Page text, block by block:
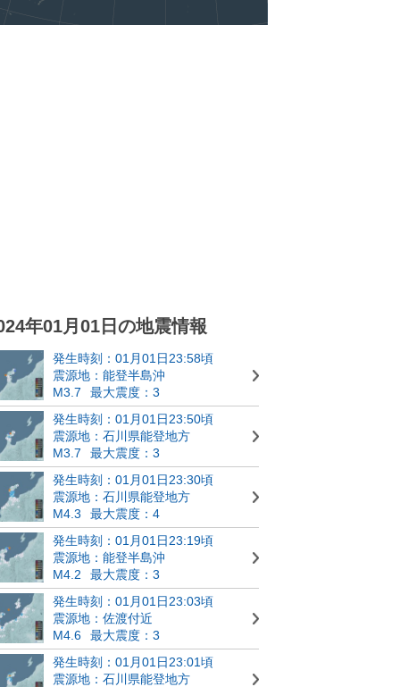
年01月01日の地震情報
発生時刻：01月01日23:58頃
震源地：能登半島沖
M3.7
最大震度：3
発生時刻：01月01日23:50頃
震源地：石川県能登地方
M3.7
最大震度：3
発生時刻：01月01日23:30頃
震源地：石川県能登地方
M4.3
最大震度：4
発生時刻：01月01日23:19頃
震源地：能登半島沖
M4.2
最大震度：3
発生時刻：01月01日23:03頃
震源地：佐渡付近
M4.6
最大震度：3
発生時刻：01月01日23:01頃
震源地：石川県能登地方